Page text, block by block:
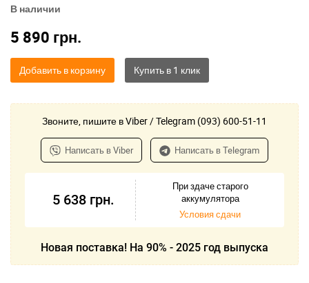
В наличии
5 890 грн.
Добавить в корзину
Звоните, пишите в Viber / Telegram (093) 600-51-11
Написать в Viber Написать в Telegram
5 638 грн.
При здаче старого
аккумулятора
Условия сдачи
Новая поставка! На 90% - 2025 год выпуска